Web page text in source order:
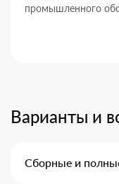
промышленного
Варианты и
Сборные и